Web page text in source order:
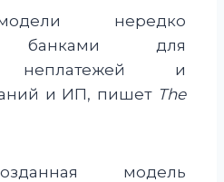
нередко
банками для
неплатежей и
и ИП, пишет The
модель